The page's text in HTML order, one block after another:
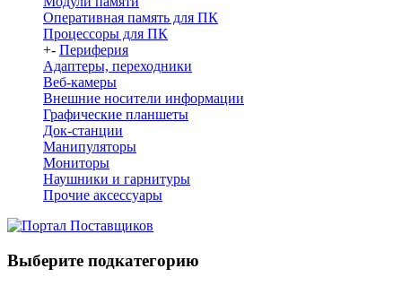
Оперативная память для ПК
Процессоры для ПК
+- Периферия
Адаптеры, переходники
Веб-камеры
Внешние носители информации
Графические планшеты
Док-станции
Манипуляторы
Мониторы
Наушники и гарнитуры
Прочие аксессуары
Выберите подкатегорию